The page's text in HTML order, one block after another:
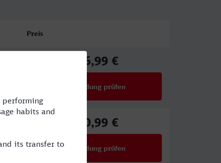
Preis
46,99 €
Verbindung prüfen
40,99 €
Verbindung prüfen